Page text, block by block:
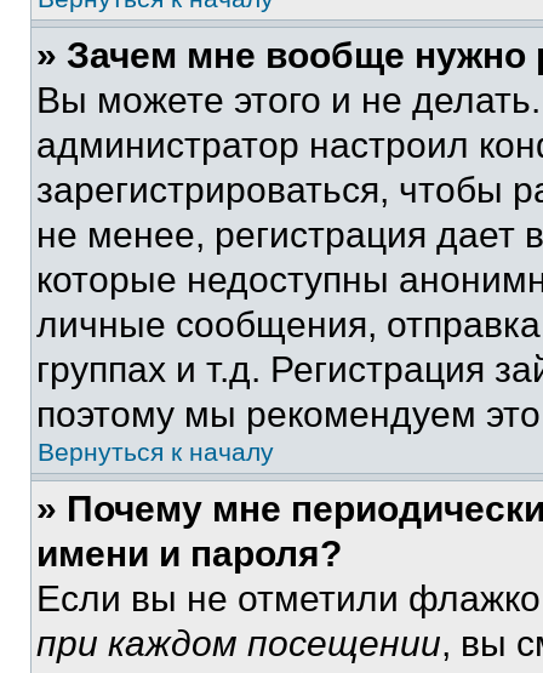
» Зачем мне вообще нужно
Вы можете этого и не
администратор настроил
зарегистрироваться, чтобы
не менее, регистрация
которые недоступны
личные сообщения,
группах и т.д. Регистрация
поэтому мы рекомендуем
Вернуться к началу
» Почему мне
имени и пароля?
Если вы не отметили
при каждом посещении, вы